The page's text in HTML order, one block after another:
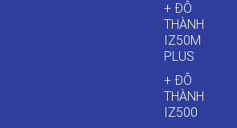
+ ĐÔ
THÀNH
IZ50M
PLUS
+ ĐÔ
THÀNH
IZ500